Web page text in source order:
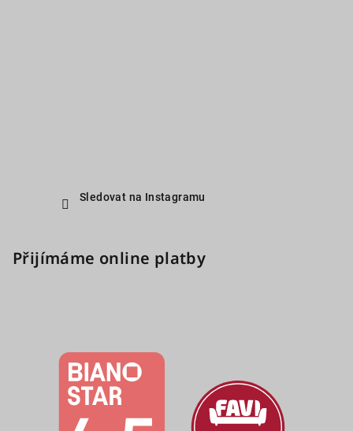
Sledovat na Instagramu
Přijímáme online platby